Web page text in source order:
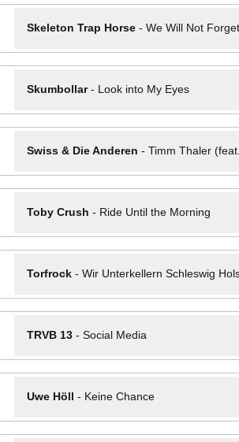
Skeleton Trap Horse- We Will Not
Skumbollar- Look into My Eyes
Swiss & Die Anderen - Timm Thaler
Toby Crush - Ride Until the Morning
Torfrock- Wir Unterkellern Schleswig
TRVB 13- Social Media
Uwe Höll - Keine Chance